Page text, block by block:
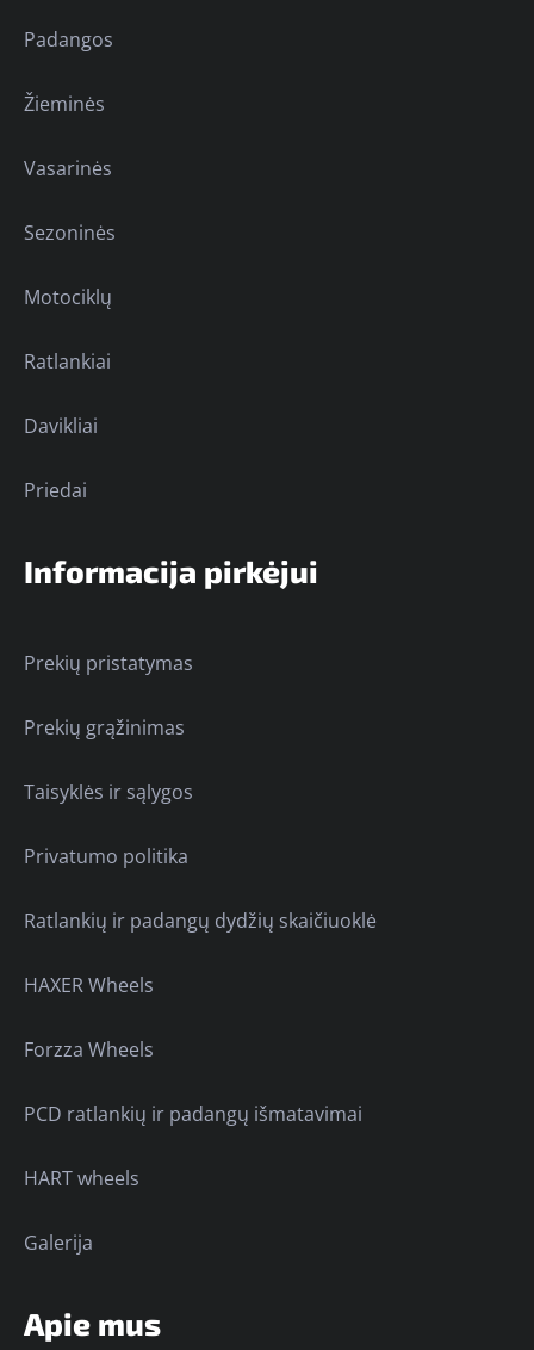
Padangos
Žieminės
Vasarinės
Sezoninės
Motociklų
Ratlankiai
Davikliai
Priedai
Informacija pirkėjui
Prekių pristatymas
Prekių grąžinimas
Taisyklės ir sąlygos
Privatumo politika
Ratlankių ir padangų dydžių skaičiuoklė
HAXER Wheels
Forzza Wheels
PCD ratlankių ir padangų išmatavimai
HART wheels
Galerija
Apie mus